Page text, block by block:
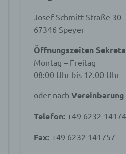
Josef-Schmitt-Straße 30
67346 Speyer
Öffnungszeiten
Montag – Freitag
08:00 Uhr bis 12.00 Uhr
oder nachVereinbarung
Telefon: +49 6232
Fax: +49 6232 141757